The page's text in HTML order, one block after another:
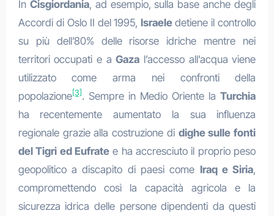
In Cisgiordania, ad esempio, sulla base anche degli
Accordi di Oslo II del 1995,Israeledetiene il controllo
su più dell’80% delle risorse idriche mentre nei
territori occupati e aGaza l’accesso all’acqua viene
utilizzato come arma nei confronti della
popolazione[3] . Sempre in Medio Oriente laTurchia
ha recentemente aumentato la sua influenza
regionale grazie alla costruzione di dighe sulle fonti
del Tigri ed Eufratee ha accresciuto il proprio peso
geopolitico a discapito di paesi come Iraq e Siria,
compromettendo così la capacità agricola e la
sicurezza idrica delle persone dipendenti da questi